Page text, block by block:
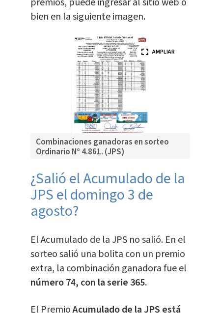
bien en la siguiente imagen.
Combinaciones ganadoras en sorteo
Ordinario N° 4.861. (JPS)
AMPLIAR
¿Salió el Acumulado de la
JPS el domingo 3 de
agosto?
El Acumulado de la JPS no salió. En el
sorteo salió una bolita con un premio
extra, la combinación ganadora fue el
número 74, con la serie 365.
El PremioAcumulado de la JPS está